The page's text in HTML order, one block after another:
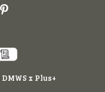
DMWS x Plus+